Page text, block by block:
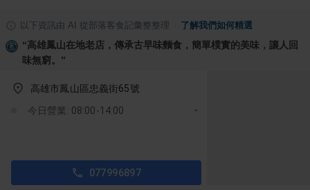
以下資訊由 AI 從部落客食記彙整整理 了解我們如何精選
“高雄鳳山在地老店，傳承古早味麵食，簡單樸實的美味，讓人回
味無窮。 ”
高雄市鳳山區忠義街65號
今日營業: 08:00-14:00
077996897